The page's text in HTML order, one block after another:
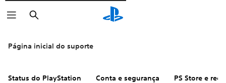
Pesquisar
Página inicial do suporte
Status do PlayStation Conta e segurança PS Store e